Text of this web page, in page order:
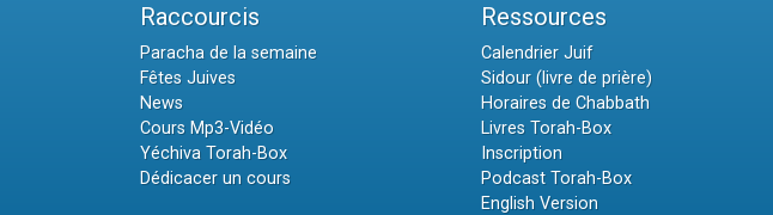
Raccourcis
Paracha de la semaine
Fêtes Juives
News
Cours Mp3-Vidéo
Yéchiva Torah-Box
Dédicacer un cours
Ressources
Calendrier Juif
Sidour (livre de prière)
Horaires de Chabbath
Livres Torah-Box
Inscription
Podcast Torah-Box
English Version